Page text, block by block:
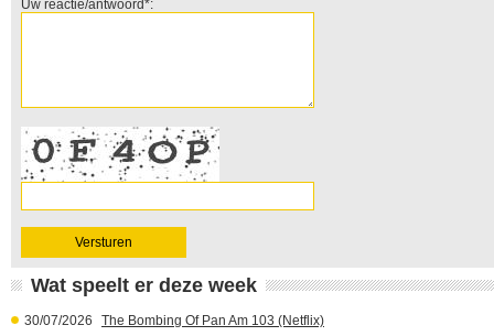
Uw reactie/antwoord*:
Wat speelt er deze week
30/07/2026 The Bombing Of Pan Am 103 (Netflix)